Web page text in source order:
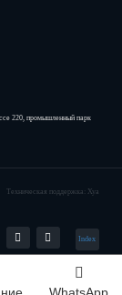
220, промышленный парк
Техническая поддержка: Хуа
Index
WhatsApp